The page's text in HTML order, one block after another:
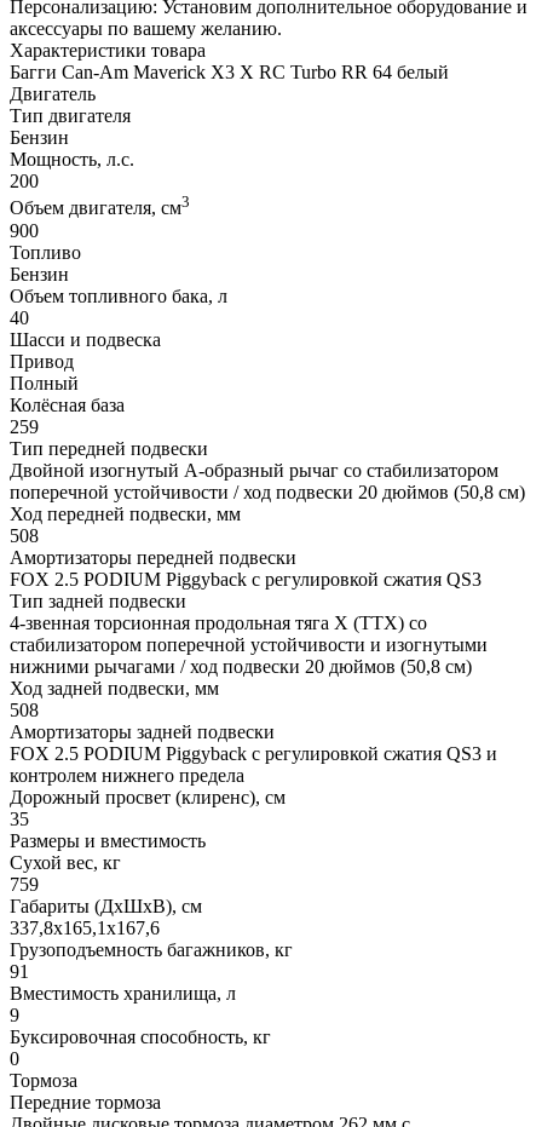
Персонализацию: Установим дополнительное оборудование и
аксессуары по вашему желанию.
Характеристики товара
Багги Can-Am Maverick X3 X RC Turbo RR 64 белый
Двигатель
Тип двигателя
Бензин
Мощность, л.с.
200
Объем двигателя, см3
900
Топливо
Бензин
Объем топливного бака, л
40
Шасси и подвеска
Привод
Полный
Колёсная база
259
Тип передней подвески
Двойной изогнутый А-образный рычаг со стабилизатором
поперечной устойчивости / ход подвески 20 дюймов (50,8 см)
Ход передней подвески, мм
508
Амортизаторы передней подвески
FOX 2.5 PODIUM Piggyback с регулировкой сжатия QS3
Тип задней подвески
4-звенная торсионная продольная тяга X (TTX) со
стабилизатором поперечной устойчивости и изогнутыми
нижними рычагами / ход подвески 20 дюймов (50,8 см)
Ход задней подвески, мм
508
Амортизаторы задней подвески
FOX 2.5 PODIUM Piggyback с регулировкой сжатия QS3 и
контролем нижнего предела
Дорожный просвет (клиренс), см
35
Размеры и вместимость
Сухой вес, кг
759
Габариты (ДхШхВ), см
337,8x165,1x167,6
Грузоподъемность багажников, кг
91
Вместимость хранилища, л
9
Буксировочная способность, кг
0
Тормоза
Передние тормоза